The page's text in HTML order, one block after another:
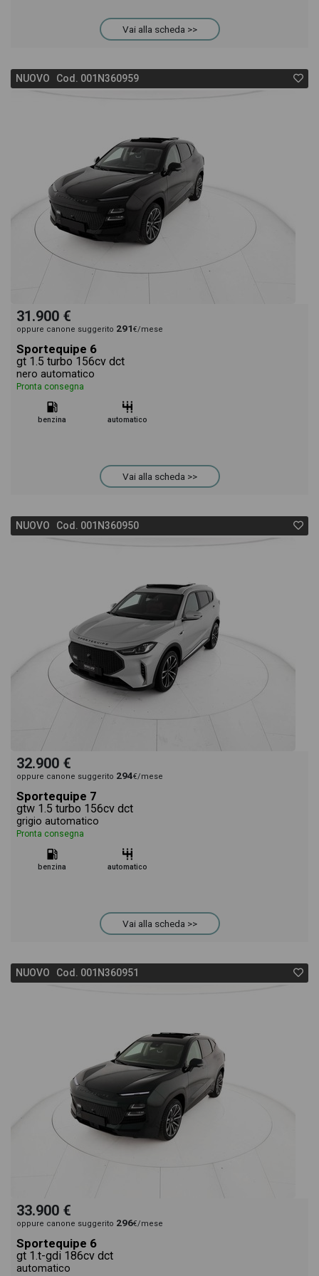
provare il veicolo o acquistarlo online! All'interno
troverai anche il listino prezzi, eventuale offerta e
Vai alla scheda >>
NUOVO Cod. 001N360959
31.900 €
oppure canone suggerito 291€/mese
Sportequipe 6
gt 1.5 turbo 156cv dct
nero automatico
Pronta consegna
benzina automatico
Vai alla scheda >>
NUOVO Cod. 001N360950
32.900 €
oppure canone suggerito 294€/mese
Sportequipe 7
gtw 1.5 turbo 156cv dct
grigio automatico
Pronta consegna
benzina automatico
Vai alla scheda >>
NUOVO Cod. 001N360951
33.900 €
oppure canone suggerito 296€/mese
Sportequipe 6
gt 1.t-gdi 186cv dct
automatico